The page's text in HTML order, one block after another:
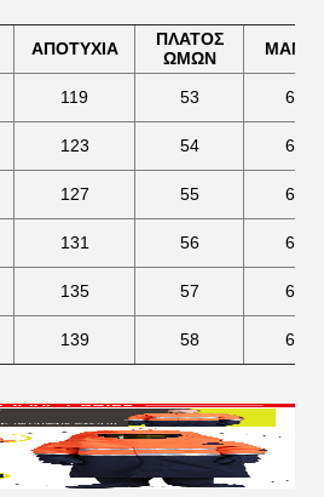
ΑΠΟΤΥΧΙΑ
ΠΛΑΤΟΣ
ΩΜΩΝ
ΜΑΝΙΚΙ
119 53 63
123 54 64
127 55 65
131 56 66
135 57 67
139 58 68